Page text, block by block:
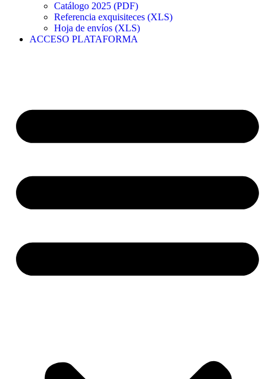
Catálogo 2025 (PDF)
Referencia exquisiteces (XLS)
Hoja de envíos (XLS)
ACCESO PLATAFORMA